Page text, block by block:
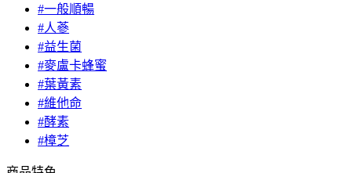
#一般順暢
#人蔘
#益生菌
#麥盧卡蜂蜜
#葉黃素
#維他命
#酵素
#樟芝